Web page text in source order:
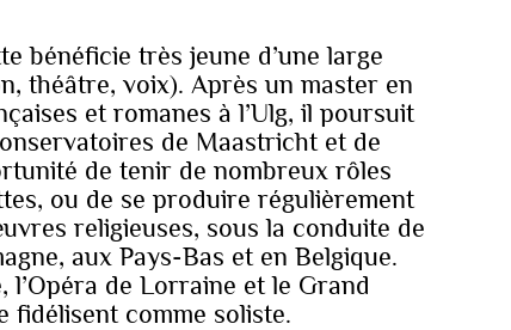
bénéficie très jeune d’une large
théâtre, voix). Après un master en
et romanes à l’Ulg, il poursuit
de Maastricht et de
de tenir de nombreux rôles
ou de se produire régulièrement
religieuses, sous la conduite de
aux Pays-Bas et en Belgique.
l’Opéra de Lorraine et le Grand
fidélisent comme soliste.